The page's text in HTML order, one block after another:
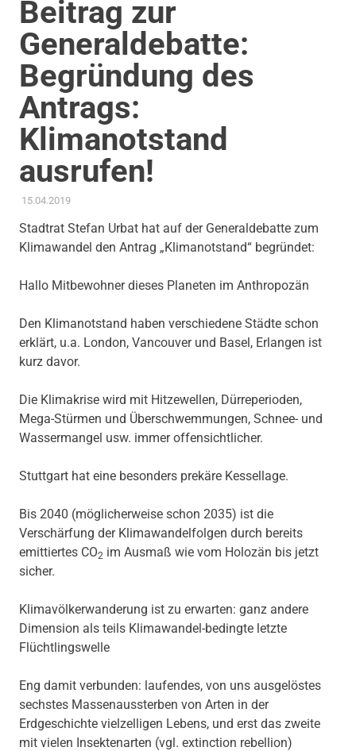
Beitrag zur
Generaldebatte:
Begründung des
Antrags:
Klimanotstand
ausrufen!
15.04.2019ADMIN
AKTUELLES
Stadtrat Stefan Urbat hat auf der Generaldebatte zum
Klimawandel den Antrag „Klimanotstand“ begründet:
Hallo Mitbewohner dieses Planeten im Anthropozän
Den Klimanotstand haben verschiedene Städte schon
erklärt, u.a. London, Vancouver und Basel, Erlangen ist
kurz davor.
Die Klimakrise wird mit Hitzewellen, Dürreperioden,
Mega-Stürmen und Überschwemmungen, Schnee- und
Wassermangel usw. immer offensichtlicher.
Stuttgart hat eine besonders prekäre Kessellage.
Bis 2040 (möglicherweise schon 2035) ist die
Verschärfung der Klimawandelfolgen durch bereits
emittiertes CO2 im Ausmaß wie vom Holozän bis jetzt
sicher.
Klimavölkerwanderung ist zu erwarten: ganz andere
Dimension als teils Klimawandel-bedingte letzte
Flüchtlingswelle
Eng damit verbunden: laufendes, von uns ausgelöstes
sechstes Massenaussterben von Arten in der
Erdgeschichte vielzelligen Lebens, und erst das zweite
mit vielen Insektenarten (vgl. extinction rebellion)